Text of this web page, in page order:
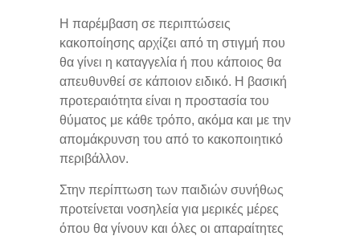
Η παρέμβαση σε περιπτώσεις
κακοποίησης αρχίζει από τη στιγμή που
θα γίνει η καταγγελία ή που κάποιος θα
απευθυνθεί σε κάποιον ειδικό. Η βασική
προτεραιότητα είναι η προστασία του
θύματος με κάθε τρόπο, ακόμα και με την
απομάκρυνση του από το κακοποιητικό
περιβάλλον.
Στην περίπτωση των παιδιών συνήθως
προτείνεται νοσηλεία για μερικές μέρες
όπου θα γίνουν και όλες οι απαραίτητες